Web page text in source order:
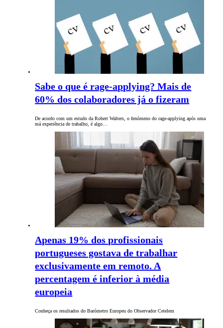
Sabe o que é rage-applying? Mais de
60% dos colaboradores já o fizeram
De acordo com um estudo da Robert Walters, o fenómeno do rage-applying após uma
má experiência de trabalho, é algo…
Apenas 19% dos profissionais
portugueses gostava de trabalhar
exclusivamente em remoto. A
percentagem é inferior à média
europeia
Conheça os resultados do Barómetro Europeu do Observador Cetelem